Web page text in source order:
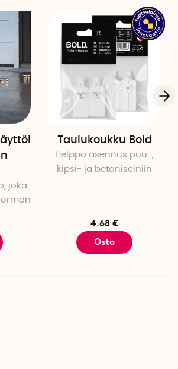
joka
Taulukoukku Bold
Helppo asennus puu-,
kipsi- ja betoniseiniin
4.68 €
Osta